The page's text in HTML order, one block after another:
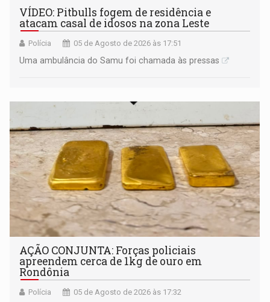
VÍDEO: Pitbulls fogem de residência e
atacam casal de idosos na zona Leste
Polícia 05 de Agosto de 2026 às 17:51
Uma ambulância do Samu foi chamada às pressas
AÇÃO CONJUNTA: Forças policiais
apreendem cerca de 1kg de ouro em
Rondônia
Polícia 05 de Agosto de 2026 às 17:32